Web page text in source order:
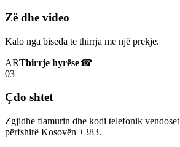
Zë dhe video
Kalo nga biseda te thirrja me një prekje.
ARThirrje hyrëse☎
03
Çdo shtet
Zgjidhe flamurin dhe kodi telefonik
përfshirë Kosovën +383.